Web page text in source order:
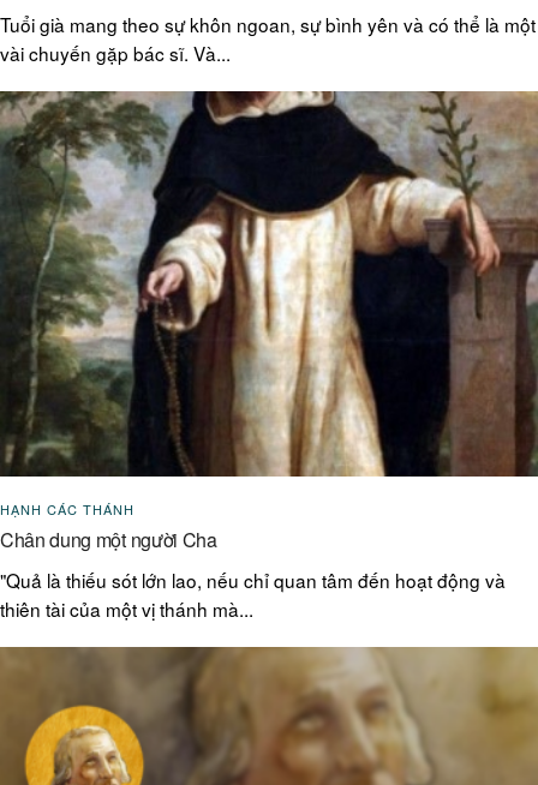
Tuổi già mang theo sự khôn ngoan, sự bình yên và có thể là một
vài chuyến gặp bác sĩ. Và...
HẠNH CÁC THÁNH
Chân dung một người Cha
"Quả là thiếu sót lớn lao, nếu chỉ quan tâm đến hoạt động và
thiên tài của một vị thánh mà...